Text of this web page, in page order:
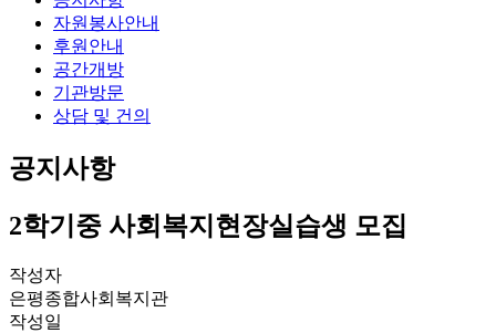
자원봉사안내
후원안내
공간개방
기관방문
상담 및 건의
공지사항
2학기중 사회복지현장실습생 모집
작성자
은평종합사회복지관
작성일